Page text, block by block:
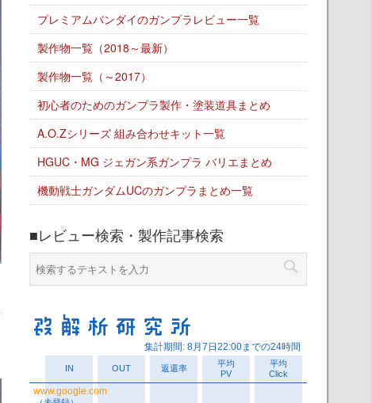
プレミアムバンダイのガンプラレビュー一覧
製作物一覧（2018～最新）
製作物一覧（～2017）
初心者のためのガンプラ製作・塗装道具まとめ
A.O.Zシリーズ 組み合わせキット一覧
HGUC・MG ジェガン系ガンプラ バリエまとめ
機動戦士ガンダムUCのガンプラまとめ一覧
■レビュー検索・製作記事検索